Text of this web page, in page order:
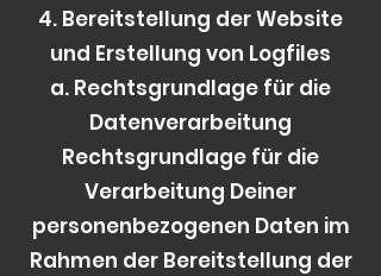
4. Bereitstellung der Website
und Erstellung von Logfiles
a. Rechtsgrundlage für die
Datenverarbeitung
Rechtsgrundlage für die
Verarbeitung Deiner
personenbezogenen Daten im
Rahmen der Bereitstellung der